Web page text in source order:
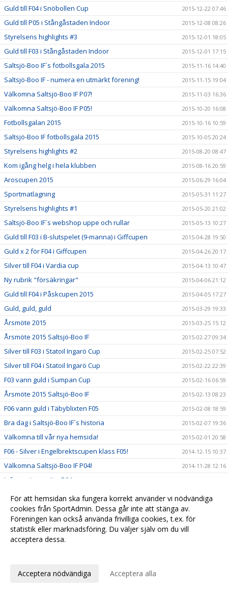
Guld till F04 i Snöbollen Cup 2015-12-22 07:46
Guld till P05 i Stångåstaden Indoor 2015-12-08 08:26
Styrelsens highlights #3 2015-12-01 18:05
Guld till F03 i Stångåstaden Indoor 2015-12-01 17:15
Saltsjö-Boo IF´s fotbollsgala 2015 2015-11-16 14:40
Saltsjö-Boo IF - numera en utmärkt förening! 2015-11-15 19:04
Välkomna Saltsjö-Boo IF P07! 2015-11-03 16:36
Välkomna Saltsjö-Boo IF P05! 2015-10-20 16:08
Fotbollsgalan 2015 2015-10-16 10:59
Saltsjö-Boo IF fotbollsgala 2015 2015-10-05 20:24
Styrelsens highlights #2 2015-08-20 08:47
Kom igång helg i hela klubben 2015-08-16 20:59
Aroscupen 2015 2015-06-29 16:04
Sportmatlagning 2015-05-31 11:27
Styrelsens highlights #1 2015-05-20 21:02
Saltsjö-Boo IF´s webshop uppe och rullar 2015-05-13 10:27
Guld till F03 i B-slutspelet (9-manna) i Giffcupen 2015-04-28 19:50
Guld x 2 för F04 i Giffcupen 2015-04-26 20:17
Silver till F04 i Vardia cup 2015-04-13 10:47
Ny rubrik "försäkringar" 2015-04-06 21:12
Guld till F04 i Påskcupen 2015 2015-04-05 17:27
Guld, guld, guld 2015-03-29 19:33
Årsmöte 2015 2015-03-25 15:12
Årsmöte 2015 Saltsjö-Boo IF 2015-02-27 09:34
Silver till F03 i Statoil Ingarö Cup 2015-02-25 07:52
Silver till F04 i Statoil Ingarö Cup 2015-02-22 22:39
F03 vann guld i Sumpan Cup 2015-02-16 06:59
Årsmöte 2015 Saltsjö-Boo IF 2015-02-13 08:23
F06 vann guld i Täbyblixten F05 2015-02-08 18:59
Bra dag i Saltsjö-Boo IF´s historia 2015-02-07 19:36
Välkomna till vår nya hemsida! 2015-02-01 20:58
F06 - Silver i Engelbrektscupen klass F05! 2014-12-15 10:37
Välkomna Saltsjö-Boo IF P04! 2014-11-28 12:16
Informationsmöte P04
Välkomna Saltsjö-Boo IF P06! 2014-11-06 13:15
Välkomna Saltsjö-Boo IF F03! 2014-11-06 09:24
Se vårt nya fotoalbum! 2014-11-05 15:40
inställningar
Webbversion
För att hemsidan ska fungera korrekt använder vi nödvändiga
cookies från SportAdmin. Dessa går inte att stänga av.
Föreningen kan också använda frivilliga cookies, t.ex. för
statistik eller marknadsföring. Du väljer själv om du vill
acceptera dessa.
Acceptera nödvändiga Acceptera alla